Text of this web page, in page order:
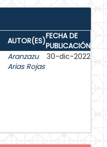
AUTOR(ES)FECHA DE
PUBLICACIÓN
Aranzazu
Arias Rojas
30-dic-2022